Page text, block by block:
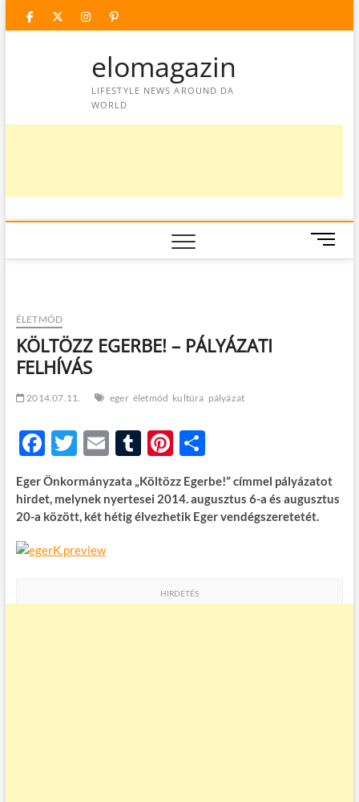
facebooktwitter
instagram
googleplus
pinterest
elomagazin
LIFESTYLE NEWS AROUND DA
WORLD
M
e
ÉLETMÓD
KÖLTÖZZ EGERBE! – PÁLYÁZATI
FELHÍVÁS
2014.07.11. eger életmód kultúra pályázat
F
ac
e
b
o
k
T
w
itt
er
E
m
ail
T
u
m
bl
Pi
nt
er
es
O
ss
za
m
Eger Önkormányzata „Költözz Egerbe!” címmel pályázatot
hirdet, melynek nyertesei 2014. augusztus 6-a és augusztus
20-a között, két hétig élvezhetik Eger vendégszeretetét.
HIRDETÉS